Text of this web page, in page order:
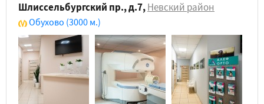
Шлиссельбургский пр., д.7,Невский район
Обухово (3000 м.)